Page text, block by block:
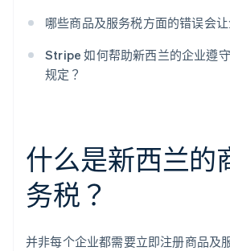
哪些商品及服务税方面的错误会
Stripe 如何帮助新西兰的企业遵
规定？
什么是新西兰的
务税？
并非每个企业都需要立即注册商品及